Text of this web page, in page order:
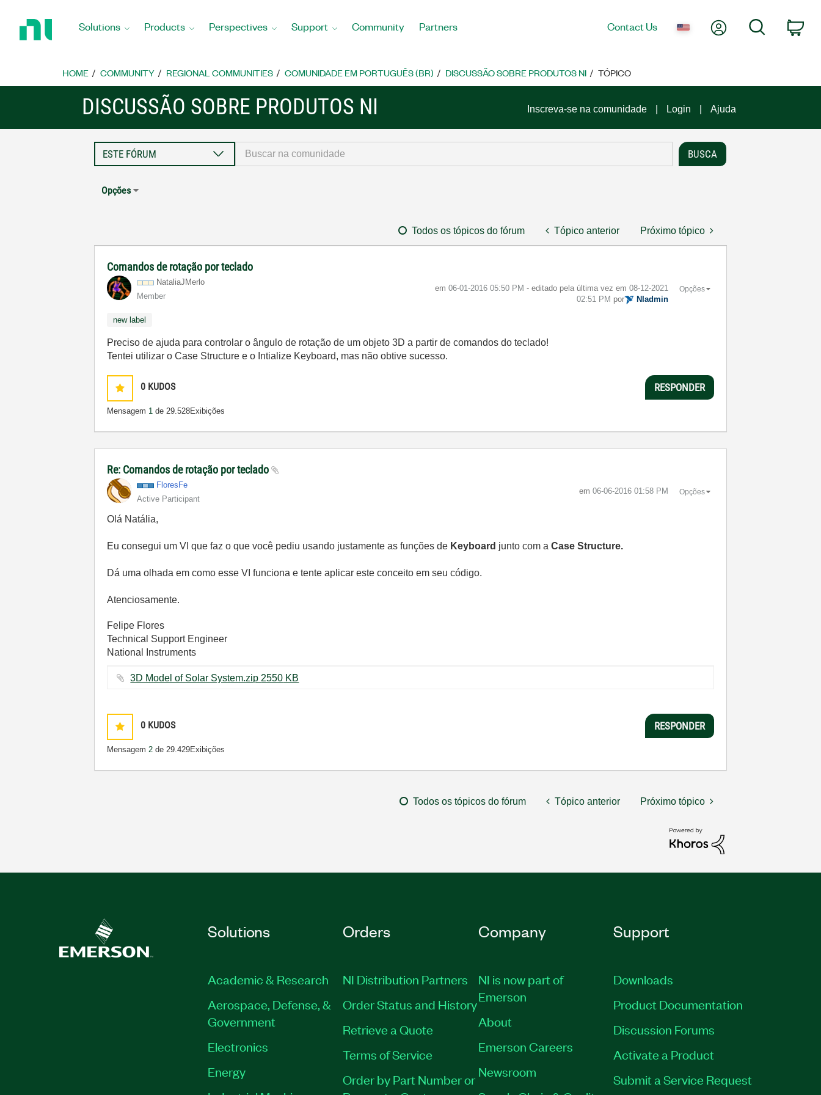
Home
Solutions Products Perspectives Support Community Partners Contact Us My AccountSearch
HOME COMMUNITY REGIONAL COMMUNITIES COMUNIDADE EM PORTUGUÊS (BR) DISCUSSÃO SOBRE PRODUTOS NI TÓPICO
DISCUSSÃO SOBRE PRODUTOS NI Inscreva-se na comunidade Login Ajuda
Opções
Todos os tópicos do fórum Tópico anterior Próximo tópico
Comandos de rotação por teclado
NataliaJMerlo
Member
em ‎06-01-2016 05:50 PM - editado pela última vez em ‎08-12-2021
02:51 PM por NIadmin
Opções
new label
Preciso de ajuda para controlar o ângulo de rotação de um objeto 3D a partir de comandos do teclado!
Tentei utilizar o Case Structure e o Intialize Keyboard, mas não obtive sucesso.
0 KUDOS
Mensagem 1 de 29.528Exibições
RESPONDER
Re: Comandos de rotação por teclado
FloresFe
Active Participant
em ‎06-06-2016 01:58 PM Opções
Olá Natália,
Eu consegui um VI que faz o que você pediu usando justamente as funções de Keyboard junto com aCase Structure.
Dá uma olhada em como esse VI funciona e tente aplicar este conceito em seu código.
Atenciosamente.
Felipe Flores
Technical Support Engineer
National Instruments
3D Model of Solar System.zip ‏2550 KB
0 KUDOS
Mensagem2 de 29.429Exibições
RESPONDER
Todos os tópicos do fórum Tópico anterior Próximo tópico
Solutions
Academic & Research
Aerospace, Defense, &
Government
Electronics
Energy
Orders
NI Distribution Partners
Order Status and History
Retrieve a Quote
Terms of Service
Order by Part Number or
Company
NI is now part of
Emerson
About
Emerson Careers
Newsroom
Support
Downloads
Product Documentation
Discussion Forums
Activate a Product
Submit a Service Request